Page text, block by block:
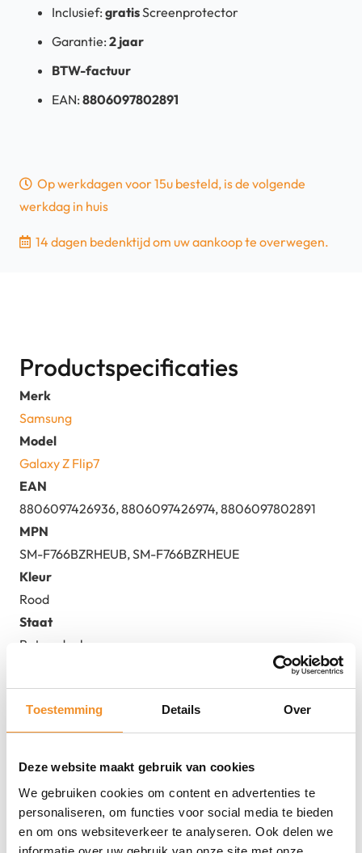
Toestemming Details Over
Deze website maakt gebruik van cookies
We gebruiken cookies om content en advertenties te
personaliseren, om functies voor social media te bieden
en om ons websiteverkeer te analyseren. Ook delen we
Inclusief: gratisScreenprotector
Garantie: 2 jaar
BTW-factuur
EAN: 8806097802891
Op werkdagen voor 15u besteld, is de volgende
werkdag in huis
14 dagen bedenktijd om uw aankoop te overwegen.
Productspecificaties
Merk
Samsung
Model
Galaxy Z Flip7
EAN
8806097426936, 8806097426974, 8806097802891
MPN
SM-F766BZRHEUB, SM-F766BZRHEUE
Kleur
Rood
Staat
Retourdeal
Direct erbij bestellen